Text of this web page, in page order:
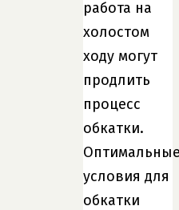
работа на
холостом
ходу могут
продлить
процесс
обкатки.
условия для
обкатки